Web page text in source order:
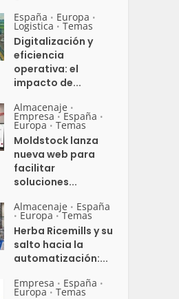
España • Europa •
Logistica • Temas
Digitalización y
eficiencia
operativa: el
impacto de...
Almacenaje •
Empresa • España •
Europa • Temas
Moldstock lanza
nueva web para
facilitar
soluciones...
Almacenaje • España
• Europa • Temas
Herba Ricemills y su
salto hacia la
automatización:...
Empresa • España •
Europa • Temas